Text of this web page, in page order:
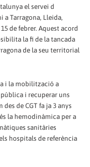
el servei d
a Tarragona, Lleida,
de febrer. Aquest acord
la fi de la tancada
de la seu territorial
i la mobilització a
i recuperar uns
de CGT fa ja 3 anys
la hemodinàmica per a
sanitàries
hospitals de referència